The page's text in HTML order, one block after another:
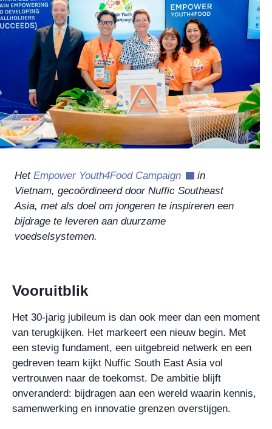
Het Empower Youth4Food Campaign
in
Vietnam, gecoördineerd door Nuffic Southeast
Asia, met als doel om jongeren te inspireren een
bijdrage te leveren aan duurzame
voedselsystemen.
Vooruitblik
Het 30-jarig jubileum is dan ook meer dan een moment
van terugkijken. Het markeert een nieuw begin. Met
een stevig fundament, een uitgebreid netwerk en een
gedreven team kijkt Nuffic South East Asia vol
vertrouwen naar de toekomst. De ambitie blijft
onveranderd: bijdragen aan een wereld waarin kennis,
samenwerking en innovatie grenzen overstijgen.